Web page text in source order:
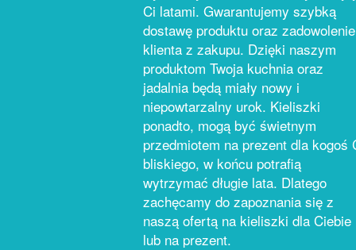
Ci latami. Gwarantujemy szybką
dostawę produktu oraz zadowolenie
klienta z zakupu. Dzięki naszym
produktom Twoja kuchnia oraz
jadalnia będą miały nowy i
niepowtarzalny urok. Kieliszki
ponadto, mogą być świetnym
przedmiotem na prezent dla kogoś
bliskiego, w końcu potrafią
wytrzymać długie lata. Dlatego
zachęcamy do zapoznania się z
naszą ofertą na kieliszki dla Ciebie
lub na prezent.